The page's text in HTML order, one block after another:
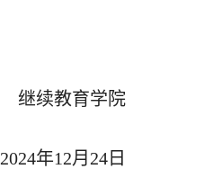
继续教育学院
2024年12月24日